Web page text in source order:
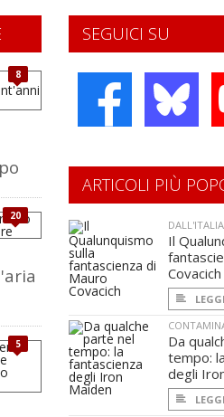
SEGUICI SU
8
20
5
ARTICOLI PIÙ
DALL'ITALIA
Il
Covacich
LEGGI
Da
tempo:
degli
LEGGI